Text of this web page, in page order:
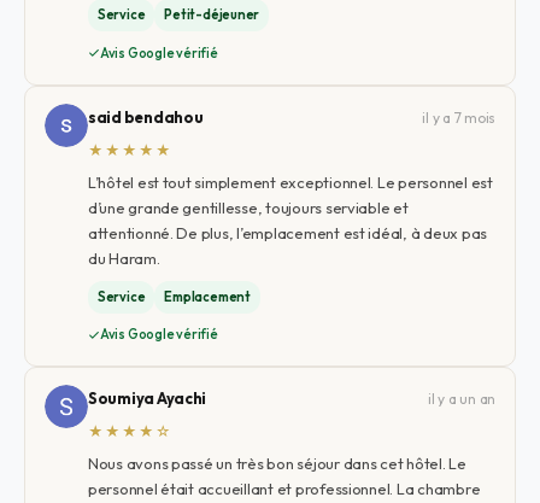
Service Petit-déjeuner
Avis Google vérifié
said bendahou
il y a 7 mois
★★★★★
L’hôtel est tout simplement exceptionnel. Le personnel est
d’une grande gentillesse, toujours serviable et
attentionné. De plus, l’emplacement est idéal, à deux pas
du Haram.
Service Emplacement
Avis Google vérifié
Soumiya Ayachi
il y a un an
★★★★☆
Nous avons passé un très bon séjour dans cet hôtel. Le
personnel était accueillant et professionnel. La chambre